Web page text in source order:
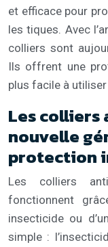
et efficace pour
les tiques. Avec
colliers sont
Ils offrent une
plus facile à
Les
nouvelle
protection
Les colliers
fonctionnent
insecticide ou
simple :